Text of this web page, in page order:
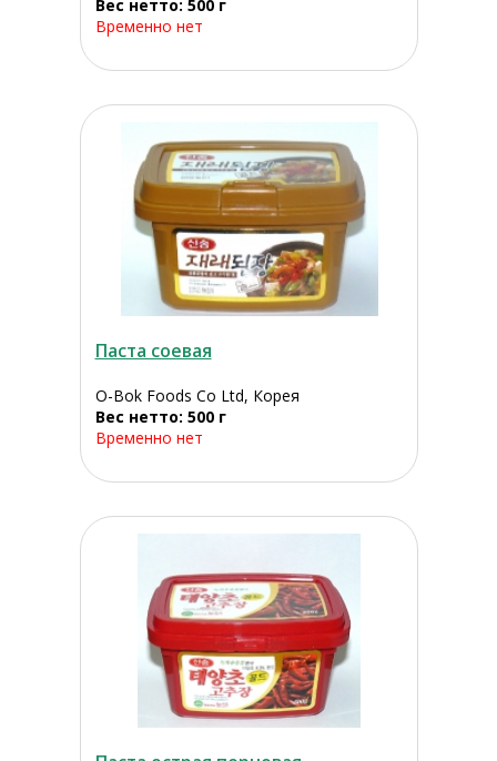
Вес нетто: 500 г
Временно нет
Паста соевая
O-Bok Foods Co Ltd, Корея
Вес нетто: 500 г
Временно нет